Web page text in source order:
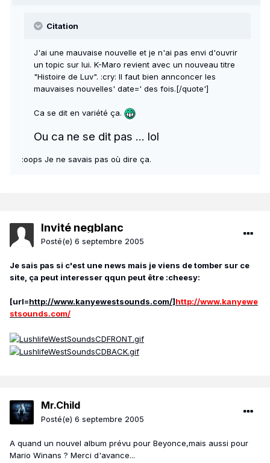
Citation
J'ai une mauvaise nouvelle et je n'ai pas envi d'ouvrir
un topic sur lui. K-Maro revient avec un nouveau titre
"Histoire de Luv". :cry: Il faut bien annconcer les
mauvaises nouvelles' date=' des fois.[/quote']
Ca se dit en variété ça.
Ou ca ne se dit pas ... lol
:oops Je ne savais pas où dire ça.
Invité negblanc
Posté(e) 6 septembre 2005
Je sais pas si c'est une news mais je viens de tomber sur ce
site, ça peut interesser qqun peut être :cheesy:
[url=http://www.kanyewestsounds.com/]http://www.kanyewe
stsounds.com/
Mr.Child
Posté(e) 6 septembre 2005
A quand un nouvel album prévu pour Beyonce,mais aussi pour
Mario Winans ? Merci d'avance...